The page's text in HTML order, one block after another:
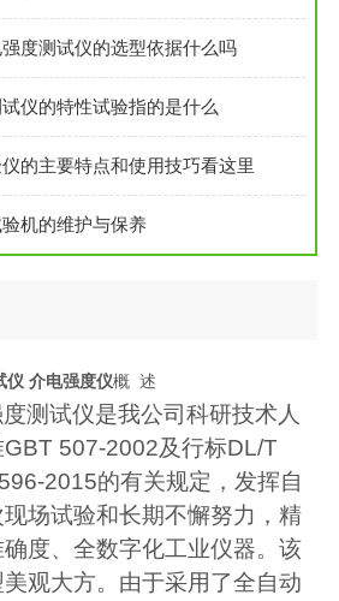
度测试仪的选型依据什么吗
仪的特性试验指的是什么
的主要特点和使用技巧看这里
机的维护与保养
仪 介电强度仪概 述
测试仪是我公司科研技术人
GBT 507-2002及行标DL/T
2015的有关规定，发挥自
场试验和长期不懈努力，精
度、全数字化工业仪器。该
观大方。由于采用了全自动